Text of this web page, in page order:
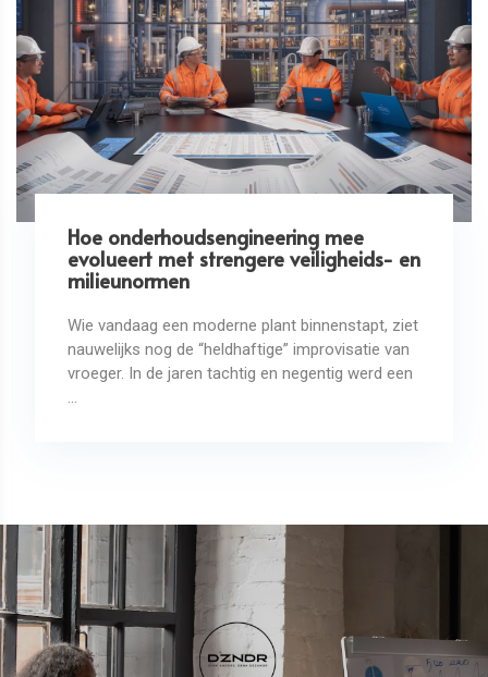
Hoe onderhoudsengineering mee
evolueert met strengere veiligheids- en
milieunormen
Wie vandaag een moderne plant binnenstapt, ziet
nauwelijks nog de “heldhaftige” improvisatie van
vroeger. In de jaren tachtig en negentig werd een
...